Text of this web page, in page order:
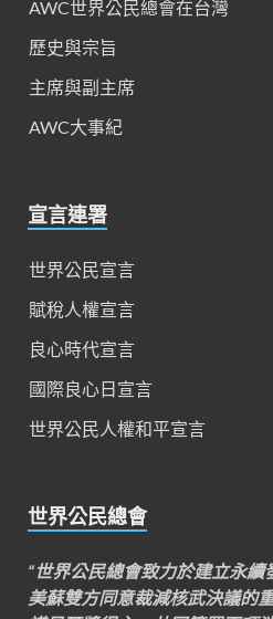
AWC世界公民總會在台灣
歷史與宗旨
主席與副主席
AWC大事紀
宣言連署
世界公民宣言
賦稅人權宣言
良心時代宣言
國際良心日宣言
世界公民人權和平宣言
世界公民總會
“世界公民總會致力於建立永
美蘇雙方同意裁減核武決議的